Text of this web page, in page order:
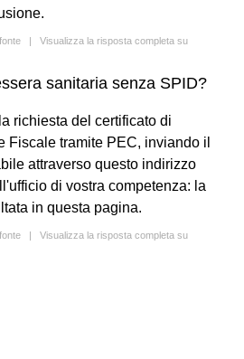
| Visualizza la risposta completa su
sanitaria senza SPID?
richiesta del certificato di
Fiscale tramite PEC, inviando il
attraverso questo indirizzo
di vostra competenza: la
in questa pagina.
| Visualizza la risposta completa su